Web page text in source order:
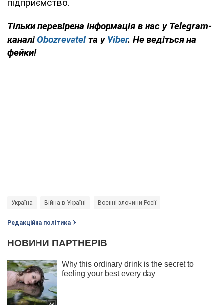
підприємство.
Тільки перевірена інформація в нас у Telegram-
каналі Obozrevatelта у Viber. Не ведіться на
фейки!
Україна Війна в Україні Воєнні злочини Росії
Редакційна політика